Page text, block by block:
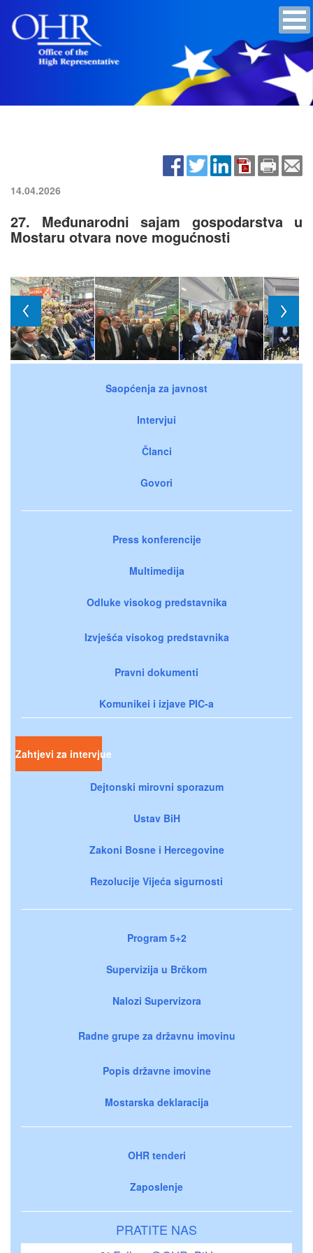
14.04.2026
27. Međunarodni sajam gospodarstva u
Mostaru otvara nove mogućnosti
Saopćenja za javnost
Intervjui
Članci
Govori
Press konferencije
Multimedija
Odluke visokog predstavnika
Izvješća visokog predstavnika
Pravni dokumenti
Komunikei i izjave PIC-a
Zahtjevi za intervjue
Dejtonski mirovni sporazum
Ustav BiH
Zakoni Bosne i Hercegovine
Rezolucije Vijeća sigurnosti
Program 5+2
Supervizija u Brčkom
Nalozi Supervizora
Radne grupe za državnu imovinu
Popis državne imovine
Mostarska deklaracija
OHR tenderi
Zaposlenje
PRATITE NAS